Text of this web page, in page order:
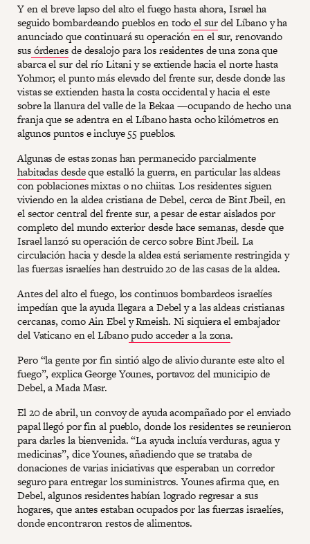
Y en el breve lapso del alto el fuego hasta ahora, Israel ha
seguido bombardeando pueblos en todoel surdel Líbano y ha
anunciado que continuará su operación en el sur, renovando
susórdenesde desalojo para los residentes de una zona que
abarca el sur del río Litani y se extiende hacia el norte hasta
Yohmor; el punto más elevado del frente sur, desde donde las
vistas se extienden hasta la costa occidental y hacia el este
sobre la llanura del valle de la Bekaa —ocupando de hecho una
franja que se adentra en el Líbano hasta ocho kilómetros en
algunos puntos e incluye 55 pueblos.
Algunas de estas zonas han permanecido parcialmente
habitadas desdeque estalló la guerra, en particular las aldeas
con poblaciones mixtas o no chiitas. Los residentes siguen
viviendo en la aldea cristiana de Debel, cerca de Bint Jbeil, en
el sector central del frente sur, a pesar de estar aislados por
completo del mundo exterior desde hace semanas, desde que
Israel lanzó su operación de cerco sobre Bint Jbeil. La
circulación hacia y desde la aldea está seriamente restringida y
las fuerzas israelíes han destruido 20 de las casas de la aldea.
Antes del alto el fuego, los continuos bombardeos israelíes
impedían que la ayuda llegara a Debel y a las aldeas cristianas
cercanas, como Ain Ebel y Rmeish. Ni siquiera el embajador
del Vaticano en el Líbanopudo acceder a la zona.
Pero “la gente por fin sintió algo de alivio durante este alto el
fuego”, explica George Younes, portavoz del municipio de
Debel, a Mada Masr.
El 20 de abril, un convoy de ayuda acompañado por el enviado
papal llegó por fin al pueblo, donde los residentes se reunieron
para darles la bienvenida. “La ayuda incluía verduras, agua y
medicinas”, dice Younes, añadiendo que se trataba de
donaciones de varias iniciativas que esperaban un corredor
seguro para entregar los suministros. Younes afirma que, en
Debel, algunos residentes habían logrado regresar a sus
hogares, que antes estaban ocupados por las fuerzas israelíes,
donde encontraron restos de alimentos.